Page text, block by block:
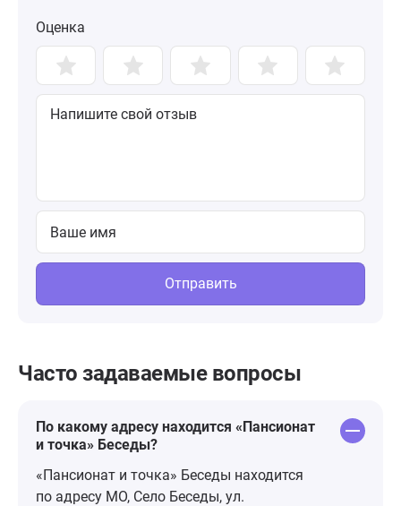
Оценка
Отправить
Часто задаваемые вопросы
По какому адресу находится «Пансионат
и точка» Беседы?
«Пансионат и точка» Беседы находится
по адресу МО, Село Беседы, ул.